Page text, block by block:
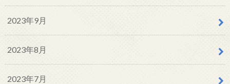
2023年9月
2023年8月
2023年7月